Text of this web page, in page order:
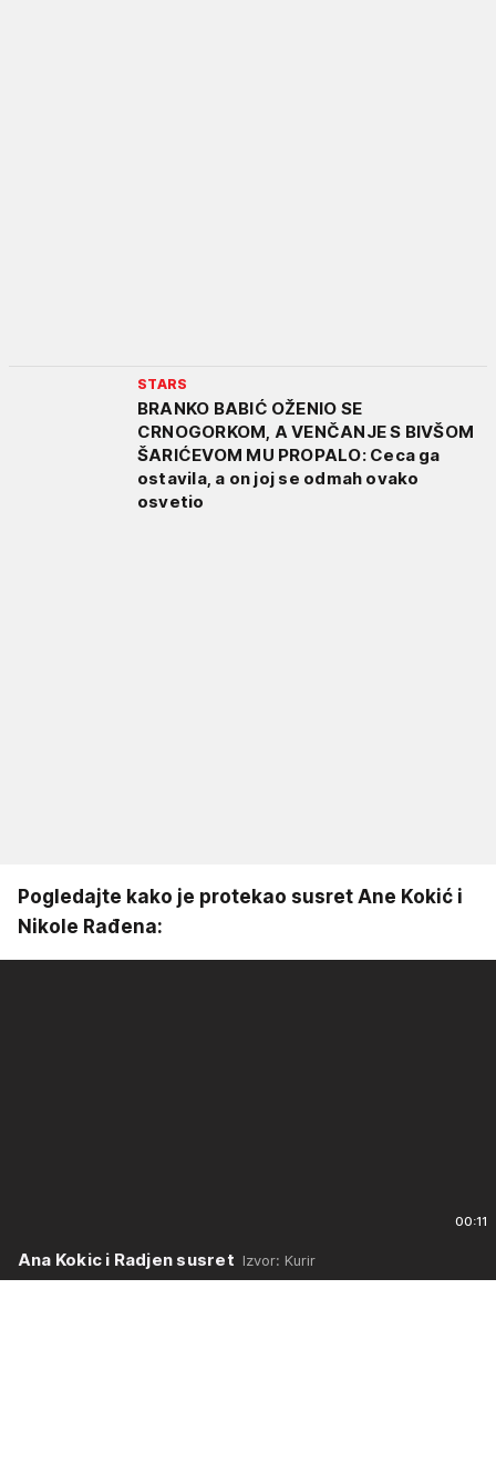
STARS
BRANKO BABIĆ OŽENIO SE
CRNOGORKOM, A VENČANJE S BIVŠOM
ŠARIĆEVOM MU PROPALO: Ceca ga
ostavila, a on joj se odmah ovako
osvetio
Pogledajte kako je protekao susret Ane Kokić i
Nikole Rađena:
00:11
Ana Kokic i Radjen susret Izvor: Kurir